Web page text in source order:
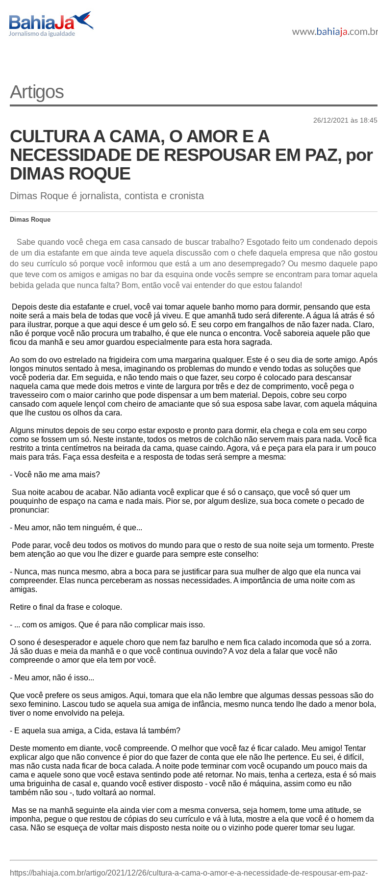
Artigos
26/12/2021 às 18:45
CULTURA A CAMA, O AMOR E A
NECESSIDADE DE RESPOUSAR EM PAZ, por
DIMAS ROQUE
Dimas Roque é jornalista, contista e cronista
Dimas Roque
Sabe quando você chega em casa cansado de buscar trabalho? Esgotado feito um condenado depois
de um dia estafante em que ainda teve aquela discussão com o chefe daquela empresa que não gostou
do seu currículo só porque você informou que está a um ano desempregado? Ou mesmo daquele papo
que teve com os amigos e amigas no bar da esquina onde vocês sempre se encontram para tomar aquela
bebida gelada que nunca falta? Bom, então você vai entender do que estou falando!
Depois deste dia estafante e cruel, você vai tomar aquele banho morno para dormir, pensando que esta
noite será a mais bela de todas que você já viveu. E que amanhã tudo será diferente. A água lá atrás é só
para ilustrar, porque a que aqui desce é um gelo só. E seu corpo em frangalhos de não fazer nada. Claro,
não é porque você não procura um trabalho, é que ele nunca o encontra. Você saboreia aquele pão que
ficou da manhã e seu amor guardou especialmente para esta hora sagrada.
Ao som do ovo estrelado na frigideira com uma margarina qualquer. Este é o seu dia de sorte amigo. Após
longos minutos sentado à mesa, imaginando os problemas do mundo e vendo todas as soluções que
você poderia dar. Em seguida, e não tendo mais o que fazer, seu corpo é colocado para descansar
naquela cama que mede dois metros e vinte de largura por três e dez de comprimento, você pega o
travesseiro com o maior carinho que pode dispensar a um bem material. Depois, cobre seu corpo
cansado com aquele lençol com cheiro de amaciante que só sua esposa sabe lavar, com aquela máquina
que lhe custou os olhos da cara.
Alguns minutos depois de seu corpo estar exposto e pronto para dormir, ela chega e cola em seu corpo
como se fossem um só. Neste instante, todos os metros de colchão não servem mais para nada. Você fica
restrito a trinta centímetros na beirada da cama, quase caindo. Agora, vá e peça para ela para ir um pouco
mais para trás. Faça essa desfeita e a resposta de todas será sempre a mesma:
- Você não me ama mais?
Sua noite acabou de acabar. Não adianta você explicar que é só o cansaço, que você só quer um
pouquinho de espaço na cama e nada mais. Pior se, por algum deslize, sua boca comete o pecado de
pronunciar:
- Meu amor, não tem ninguém, é que...
Pode parar, você deu todos os motivos do mundo para que o resto de sua noite seja um tormento. Preste
bem atenção ao que vou lhe dizer e guarde para sempre este conselho:
- Nunca, mas nunca mesmo, abra a boca para se justificar para sua mulher de algo que ela nunca vai
compreender. Elas nunca perceberam as nossas necessidades. A importância de uma noite com as
amigas.
Retire o final da frase e coloque.
- ... com os amigos. Que é para não complicar mais isso.
O sono é desesperador e aquele choro que nem faz barulho e nem fica calado incomoda que só a zorra.
Já são duas e meia da manhã e o que você continua ouvindo? A voz dela a falar que você não
compreende o amor que ela tem por você.
- Meu amor, não é isso...
Que você prefere os seus amigos. Aqui, tomara que ela não lembre que algumas dessas pessoas são do
sexo feminino. Lascou tudo se aquela sua amiga de infância, mesmo nunca tendo lhe dado a menor bola,
tiver o nome envolvido na peleja.
- E aquela sua amiga, a Cida, estava lá também?
Deste momento em diante, você compreende. O melhor que você faz é ficar calado. Meu amigo! Tentar
explicar algo que não convence é pior do que fazer de conta que ele não lhe pertence. Eu sei, é difícil,
mas não custa nada ficar de boca calada. A noite pode terminar com você ocupando um pouco mais da
cama e aquele sono que você estava sentindo pode até retornar. No mais, tenha a certeza, esta é só mais
uma briguinha de casal e, quando você estiver disposto - você não é máquina, assim como eu não
também não sou -, tudo voltará ao normal.
Mas se na manhã seguinte ela ainda vier com a mesma conversa, seja homem, tome uma atitude, se
imponha, pegue o que restou de cópias do seu currículo e vá à luta, mostre a ela que você é o homem da
casa. Não se esqueça de voltar mais disposto nesta noite ou o vizinho pode querer tomar seu lugar.
https://bahiaja.com.br/artigo/2021/12/26/cultura-a-cama-o-amor-e-a-necessidade-de-respousar-em-paz-